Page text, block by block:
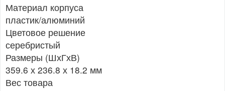
Материал корпуса
пластик/алюминий
Цветовое решение
серебристый
Размеры (ШхГхВ)
359.6 х 236.8 х 18.2 мм
Вес товара